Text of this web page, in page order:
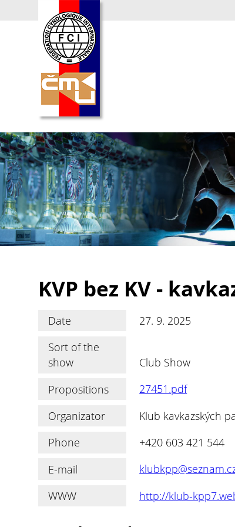
KVP bez KV -
Date
27. 9. 2025
Sort of the
show
Club Show
Propositions
27451.pdf
Organizator
Klub kavkazských
Phone
+420 603 421 544
E-mail
WWW
http://klub-